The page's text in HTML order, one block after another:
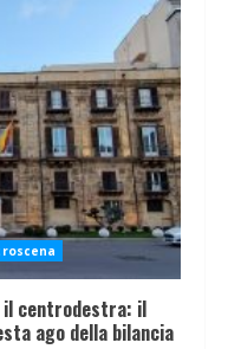
il centrodestra: il
ago della bilancia